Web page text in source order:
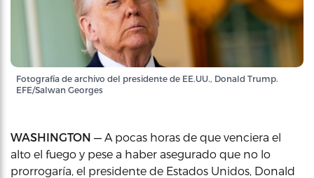
Fotografía de archivo del presidente de EE.UU., Donald Trump.
EFE/Salwan Georges
WASHINGTON — A pocas horas de que venciera el
alto el fuego y pese a haber asegurado que no lo
prorrogaría, el presidente de Estados Unidos, Donald